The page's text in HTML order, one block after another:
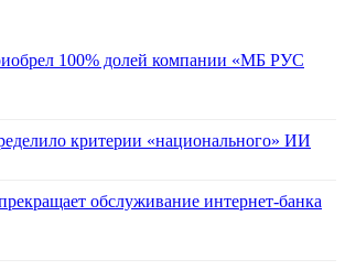
100% долей компании «МБ РУС
критерии «национального» ИИ
обслуживание интернет-банка